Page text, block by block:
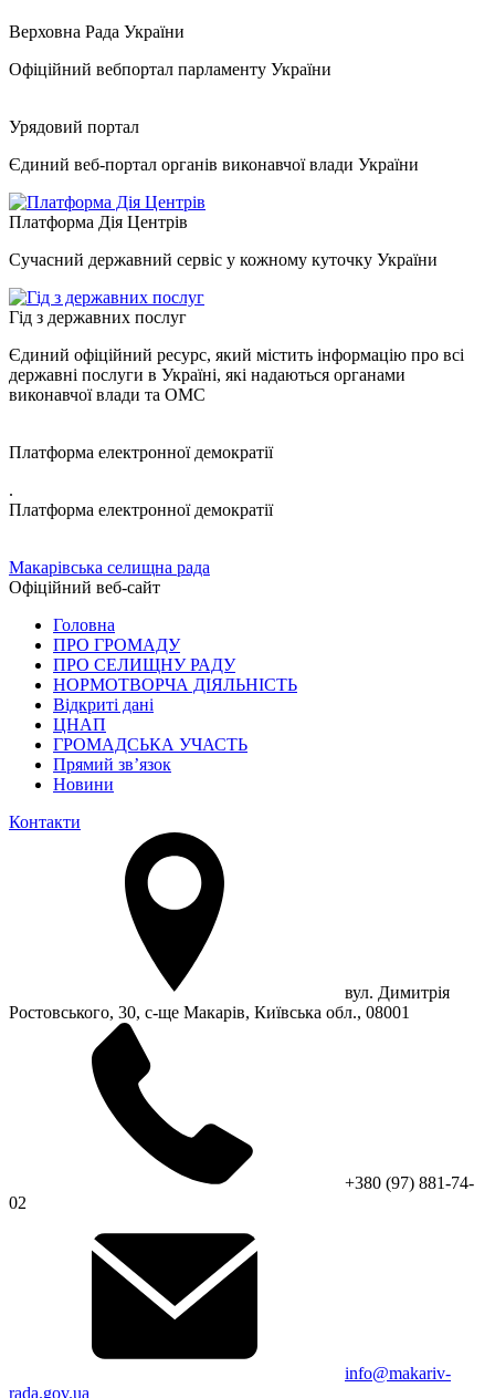
Верховна Рада України
Офіційний вебпортал парламенту України
Урядовий портал
Єдиний веб-портал органів виконавчої влади України
Платформа Дія Центрів
Сучасний державний сервіс у кожному куточку України
Гід з державних послуг
Єдиний офіційний ресурс, який містить інформацію про всі
державні послуги в Україні, які надаються органами
виконавчої влади та ОМС
Платформа електронної демократії
.
Платформа електронної демократії
Макарівська селищна рада
Офіційний веб-сайт
Головна
ПРО ГРОМАДУ
ПРО СЕЛИЩНУ РАДУ
НОРМОТВОРЧА ДІЯЛЬНІСТЬ
Відкриті дані
ЦНАП
ГРОМАДСЬКА УЧАСТЬ
Прямий зв’язок
Новини
Контакти
вул. Димитрія
Ростовського, 30, с-ще Макарів, Київська обл., 08001
+380 (97) 881-74-
02
info@makariv-
rada.gov.ua